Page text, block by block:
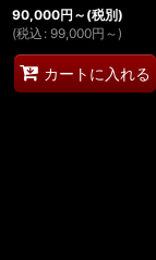
90,000円 ～ (税別)
(税込 : 99,000円 ～)
カートに入れる